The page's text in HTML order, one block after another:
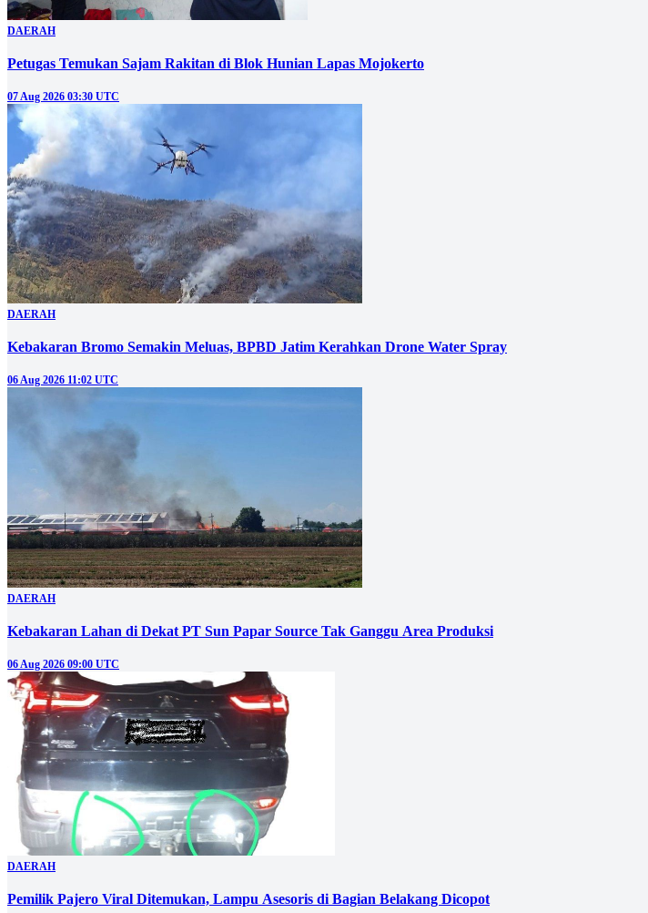
DAERAH
Petugas Temukan Sajam Rakitan di Blok Hunian Lapas Mojokerto
07 Aug 2026 03:30 UTC
DAERAH
Kebakaran Bromo Semakin Meluas, BPBD Jatim Kerahkan Drone Water Spray
06 Aug 2026 11:02 UTC
DAERAH
Kebakaran Lahan di Dekat PT Sun Papar Source Tak Ganggu Area Produksi
06 Aug 2026 09:00 UTC
DAERAH
Pemilik Pajero Viral Ditemukan, Lampu Asesoris di Bagian Belakang Dicopot